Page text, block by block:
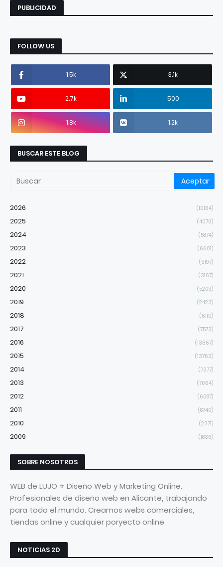
PUBLICIDAD
FOLLOW US
1.5k 3.1k
2.7k 500
1.8k 1.2k
BUSCAR ESTE BLOG
2026 (10164)
2025 (4070)
2024 (5874)
2023 (6601)
2022 (3197)
2021 (3167)
2020 (5209)
2019 (2423)
2018 (6110)
2017 (7573)
2016 (13667)
2015 (13763)
2014 (7377)
2013 (7064)
2012 (6087)
2011 (8740)
2010 (2371)
2009 (1836)
SOBRE NOSOTROS
WEB de LUJO ⭐ Diseño Web y Marketing Online.
Profesionales de diseño web en Alicante, trabajando
para todo el mundo. Creamos webs comerciales,
tiendas online y cualquier poryecto online
NOTICIAS 2D